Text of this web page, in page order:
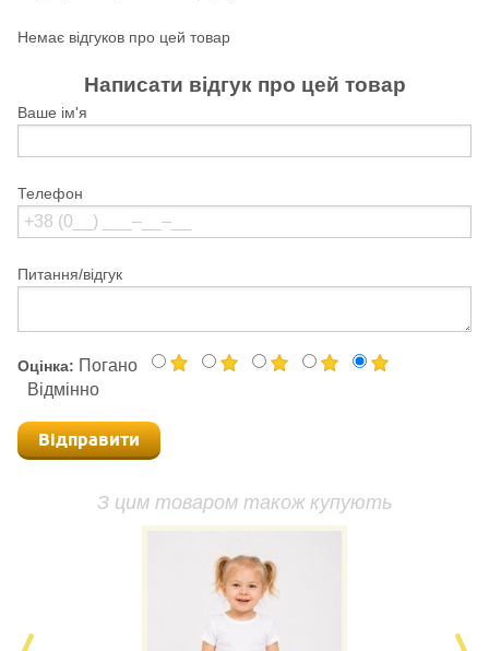
Немає відгуков про цей товар
Написати відгук про цей товар
Ваше ім'я
Телефон
Питання/відгук
Оцінка: Погано
Відмінно
Відправити
З цим товаром також купують